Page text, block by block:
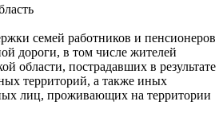
семей работников и пенсионеров
дороги, в том числе жителей
области, пострадавших в результате
территорий, а также иных
лиц, проживающих на территории